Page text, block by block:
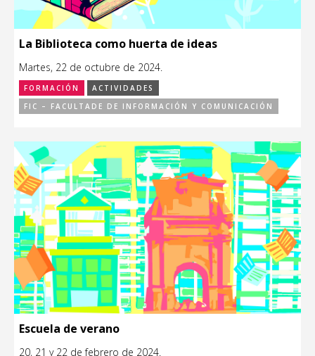
La Biblioteca como huerta de ideas
Martes, 22 de octubre de 2024.
FORMACIÓN
ACTIVIDADES
FIC – FACULTADE DE INFORMACIÓN Y COMUNICACIÓN
Escuela de verano
20, 21 y 22 de febrero de 2024.